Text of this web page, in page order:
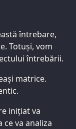
întrebare,
Totuși, vom
întrebării.
matrice.
inițiat va
ce va analiza